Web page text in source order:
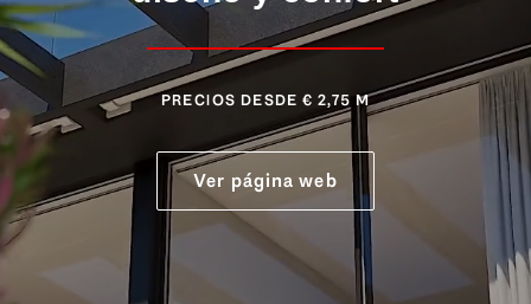
PRECIOS DESDE € 2,75 M
Ver página web